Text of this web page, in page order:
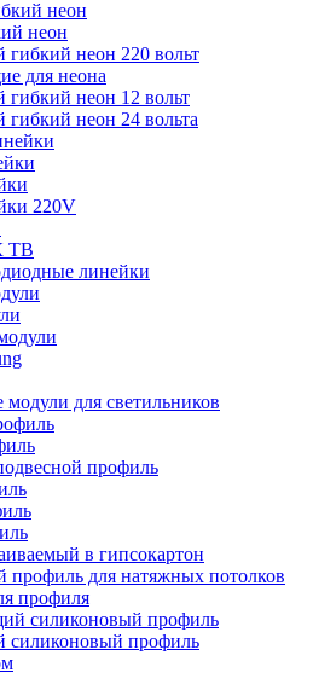
неон
неон 220 вольт
для неона
неон 12 вольт
неон 24 вольта
220V
ТВ
линейки
для светильников
профиль
в гипсокартон
для натяжных потолков
профиля
силиконовый профиль